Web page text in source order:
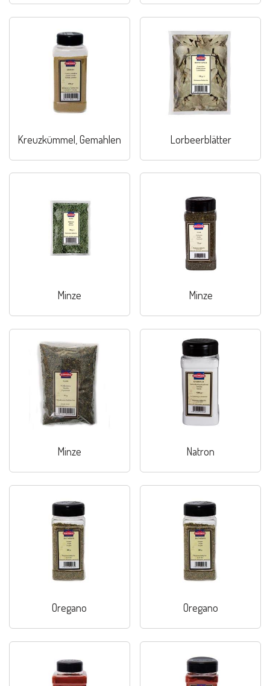
Kreuzkümmel, Gemahlen Lorbeerblätter
Minze Minze
Minze Natron
Oregano Oregano